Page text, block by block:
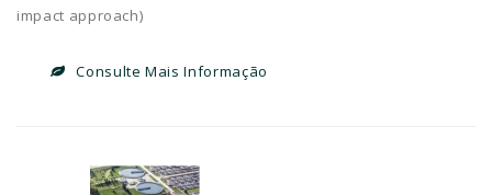
impact approach)
Consulte Mais Informação